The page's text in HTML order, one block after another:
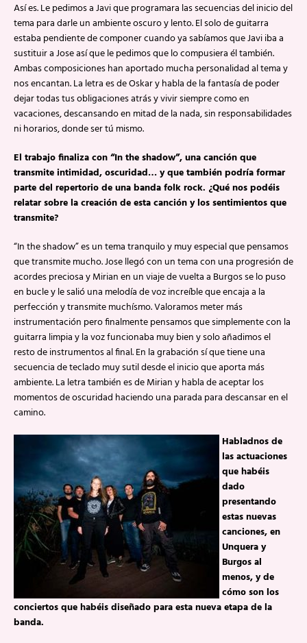
Así es. Le pedimos a Javi que programara las secuencias del inicio del
tema para darle un ambiente oscuro y lento. El solo de guitarra
estaba pendiente de componer cuando ya sabíamos que Javi iba a
sustituir a Jose así que le pedimos que lo compusiera él también.
Ambas composiciones han aportado mucha personalidad al tema y
nos encantan. La letra es de Oskar y habla de la fantasía de poder
dejar todas tus obligaciones atrás y vivir siempre como en
vacaciones, descansando en mitad de la nada, sin responsabilidades
ni horarios, donde ser tú mismo.
El trabajo finaliza con “In the shadow”, una canción que
transmite intimidad, oscuridad… y que también podría formar
parte del repertorio de una banda folk rock. ¿Qué nos podéis
relatar sobre la creación de esta canción y los sentimientos que
transmite?
“In the shadow” es un tema tranquilo y muy especial que pensamos
que transmite mucho. Jose llegó con un tema con una progresión de
acordes preciosa y Mirian en un viaje de vuelta a Burgos se lo puso
en bucle y le salió una melodía de voz increíble que encaja a la
perfección y transmite muchísmo. Valoramos meter más
instrumentación pero finalmente pensamos que simplemente con la
guitarra limpia y la voz funcionaba muy bien y solo añadimos el
resto de instrumentos al final. En la grabación sí que tiene una
secuencia de teclado muy sutil desde el inicio que aporta más
ambiente. La letra también es de Mirian y habla de aceptar los
momentos de oscuridad haciendo una parada para descansar en el
camino.
Habladnos de
las actuaciones
que habéis
dado
presentando
estas nuevas
canciones, en
Unquera y
Burgos al
menos, y de
cómo son los
conciertos que habéis diseñado para esta nueva etapa de la
banda.